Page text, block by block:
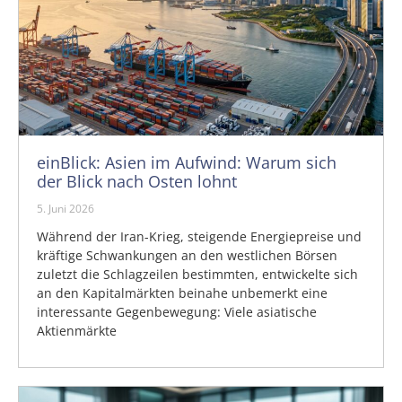
einBlick: Asien im Aufwind: Warum sich
der Blick nach Osten lohnt
5. Juni 2026
Während der Iran-Krieg, steigende Energiepreise und
kräftige Schwankungen an den westlichen Börsen
zuletzt die Schlagzeilen bestimmten, entwickelte sich
an den Kapitalmärkten beinahe unbemerkt eine
interessante Gegenbewegung: Viele asiatische
Aktienmärkte